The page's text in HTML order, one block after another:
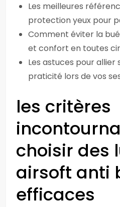
Les meilleures
protection yeux pour
Comment éviter la
et confort en toutes
Les astuces pour
praticité lors de vos
les critères
choisir des
airsoft anti
efficaces